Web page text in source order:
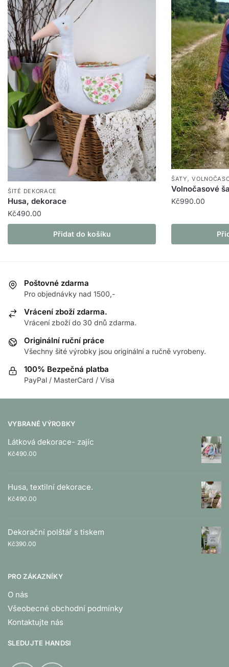
ŠITÉ DEKORACE
Husa, dekorace
Kč490.00
Přidat do košíku
ŠATY,
Volnočasové
Kč990.00
Poštovné zdarma
Pro objednávky nad 1500,-
Vrácení zboží zdarma.
Vrácení zboží do 30 dnů zdarma.
Originální ruční práce
Všechny šité výrobky jsou originální a ručně vyrobeny.
100% Bezpečná platba
PayPal / MasterCard / Visa
VYBRANÉ VÝROBKY
Látková dekorace- zajíc
Kč490.00
Husa, textilní dekorace.
Kč490.00
Dekorační polštář s tiskem
Kč390.00
PRO ZÁKAZNÍKY
O nás
Všeobecné obchodní podmínky
Kontaktujte nás
SLEDUJTE HANDSI